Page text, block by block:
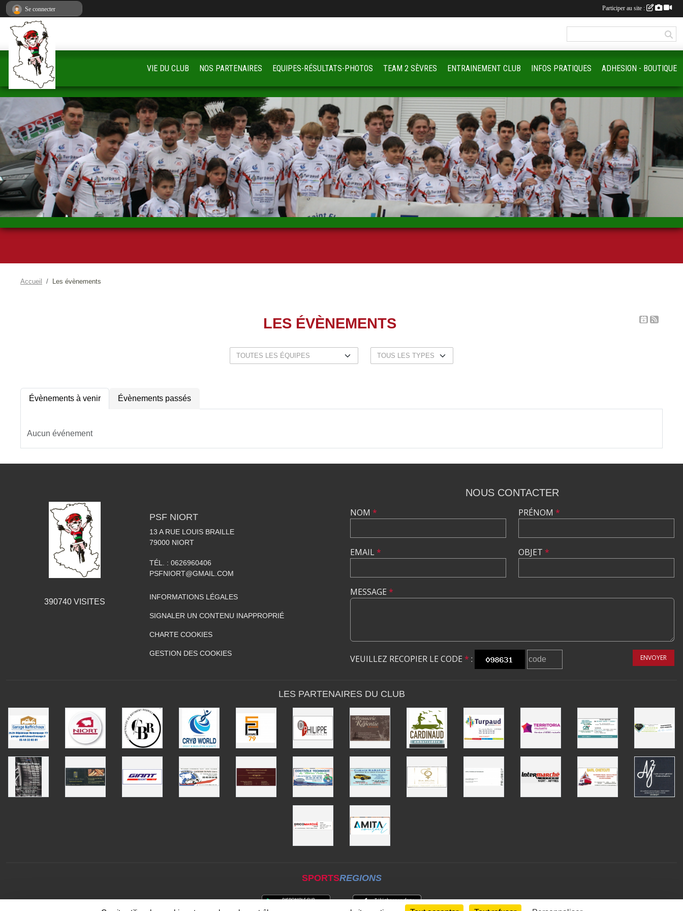
Accueil Les évènements
LES ÉVÈNEMENTS
Évènements à venir Évènements passés
Aucun événement
VIE DU CLUB NOS PARTENAIRES EQUIPES-RÉSULTATS-PHOTOS TEAM 2 SÈVRES ENTRAINEMENT CLUB INFOS PRATIQUES ADHESION - BOUTIQUE
390740 VISITES
PSF NIORT
13 A RUE LOUIS BRAILLE
79000 NIORT
TÉL. : 0626960406
PSFNIORT@GMAIL.COM
INFORMATIONS LÉGALES
SIGNALER UN CONTENU INAPPROPRIÉ
CHARTE COOKIES
GESTION DES COOKIES
NOUS CONTACTER
NOM *
EMAIL*
PRÉNOM *
OBJET *
MESSAGE *
VEUILLEZ RECOPIER LE CODE * : ENVOYER
LES PARTENAIRES DU CLUB
SPORTSREGIONS
Se connecter Participer au site :
Panneau de gestion des cookies